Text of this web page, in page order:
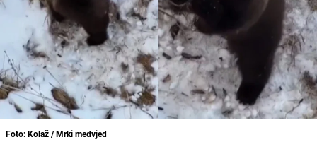
Foto: Kolaž / Mrki medvjed